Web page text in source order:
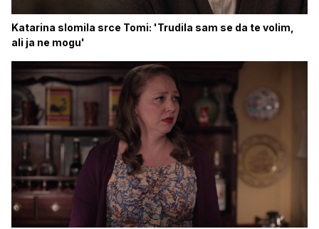
Katarina slomila srce Tomi: 'Trudila sam se da te volim,
ali ja ne mogu'